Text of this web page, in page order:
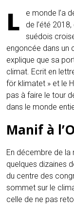
L
e monde l’a
de l’été
suédois
engoncée dans un
explique que sa
climat. Ecrit en
för klimatet » et le
pas à faire le tour
dans le monde
Manif à
En décembre de
quelques dizaines
du centre des
sommet sur le
celle de ne pas